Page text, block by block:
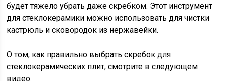
будет тяжело убрать даже скребком. Этот инструмент
для стеклокерамики можно использовать для чистки
кастрюль и сковородок из нержавейки.
О том, как правильно выбрать скребок для
стеклокерамических плит, смотрите в следующем
видео.